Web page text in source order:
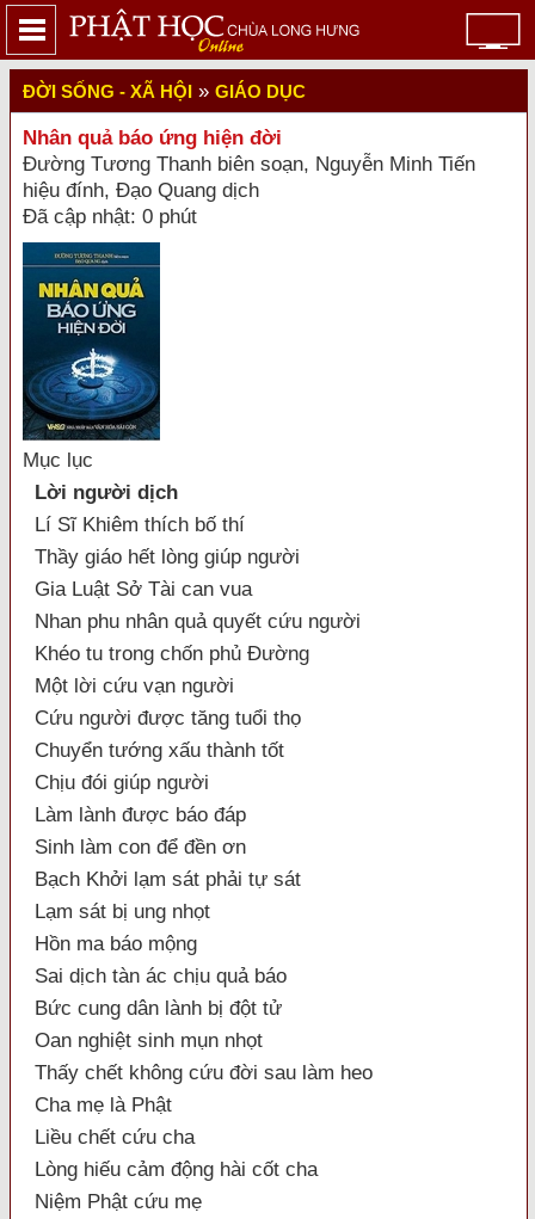
ĐỜI SỐNG - XÃ HỘI » GIÁO DỤC
Nhân quả báo ứng hiện đời
Đường Tương Thanh biên soạn, Nguyễn Minh Tiến
hiệu đính, Đạo Quang dịch
Đã cập nhật: 0 phút
Mục lục
Lời người dịch
Lí Sĩ Khiêm thích bố thí
Thầy giáo hết lòng giúp người
Gia Luật Sở Tài can vua
Nhan phu nhân quả quyết cứu người
Khéo tu trong chốn phủ Đường
Một lời cứu vạn người
Cứu người được tăng tuổi thọ
Chuyển tướng xấu thành tốt
Chịu đói giúp người
Làm lành được báo đáp
Sinh làm con để đền ơn
Bạch Khởi lạm sát phải tự sát
Lạm sát bị ung nhọt
Hồn ma báo mộng
Sai dịch tàn ác chịu quả báo
Bức cung dân lành bị đột tử
Oan nghiệt sinh mụn nhọt
Thấy chết không cứu đời sau làm heo
Cha mẹ là Phật
Liều chết cứu cha
Lòng hiếu cảm động hài cốt cha
Niệm Phật cứu mẹ